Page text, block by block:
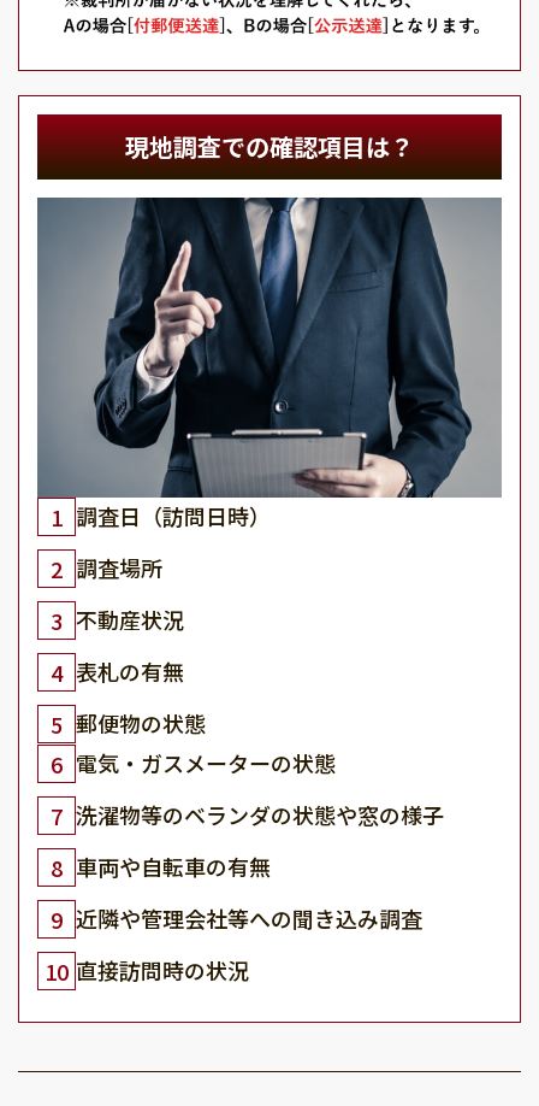
現地調査での確認項目は？
1 調査日（訪問日時）
2 調査場所
3 不動産状況
4 表札の有無
5 郵便物の状態
6 電気・ガスメーターの状態
7 洗濯物等のベランダの状態や窓の様子
8 車両や自転車の有無
9 近隣や管理会社等への聞き込み調査
10 直接訪問時の状況